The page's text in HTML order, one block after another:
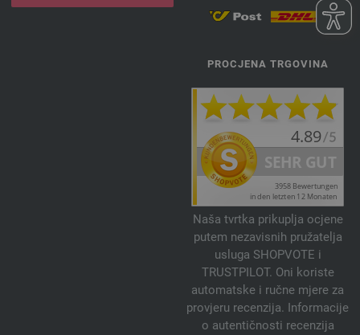
PROCJENA TRGOVINA
Naša tvrtka prikuplja ocjene
putem nezavisnih pružatelja
usluga SHOPVOTE i
TRUSTPILOT. Oni koriste
automatske i ručne mjere za
provjeru recenzija. Informacije
o autentičnosti recenzija